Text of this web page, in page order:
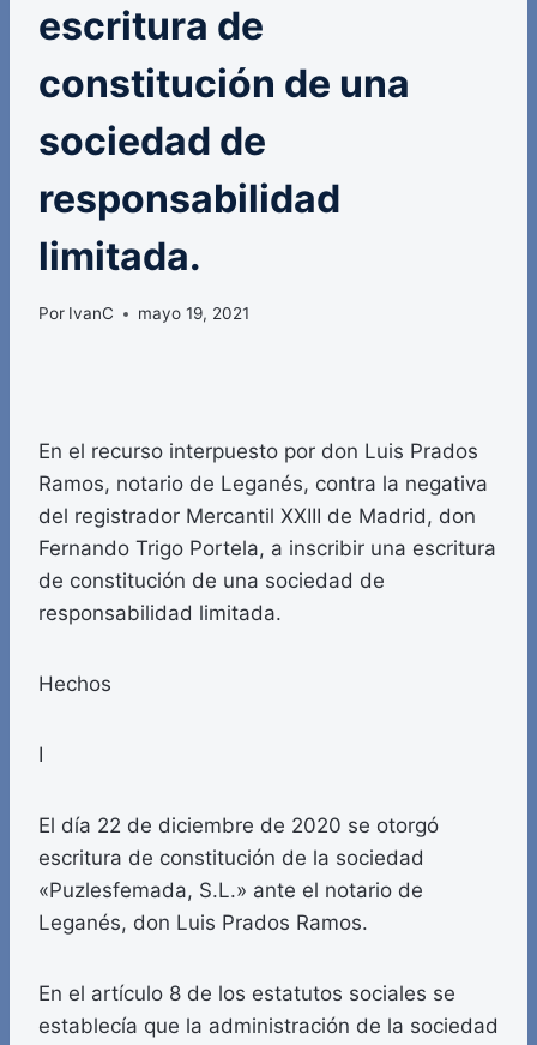
escritura de
constitución de una
sociedad de
responsabilidad
limitada.
Por IvanC mayo 19, 2021
En el recurso interpuesto por don Luis Prados
Ramos, notario de Leganés, contra la negativa
del registrador Mercantil XXIII de Madrid, don
Fernando Trigo Portela, a inscribir una escritura
de constitución de una sociedad de
responsabilidad limitada.
Hechos
I
El día 22 de diciembre de 2020 se otorgó
escritura de constitución de la sociedad
«Puzlesfemada, S.L.» ante el notario de
Leganés, don Luis Prados Ramos.
En el artículo 8 de los estatutos sociales se
establecía que la administración de la sociedad